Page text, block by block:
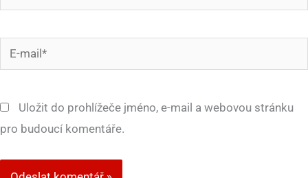
mail*
Uložit do prohlížeče jméno, e-mail a webovou stránku
pro budoucí komentáře.